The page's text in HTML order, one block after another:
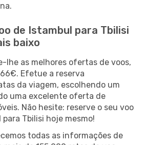
de Istambul para Tbilisi
baixo
lhe as melhores ofertas de voos,
Efetue a reserva
da viagem, escolhendo um
uma excelente oferta de
Não hesite: reserve o seu voo
Tbilisi hoje mesmo!
todas as informações de